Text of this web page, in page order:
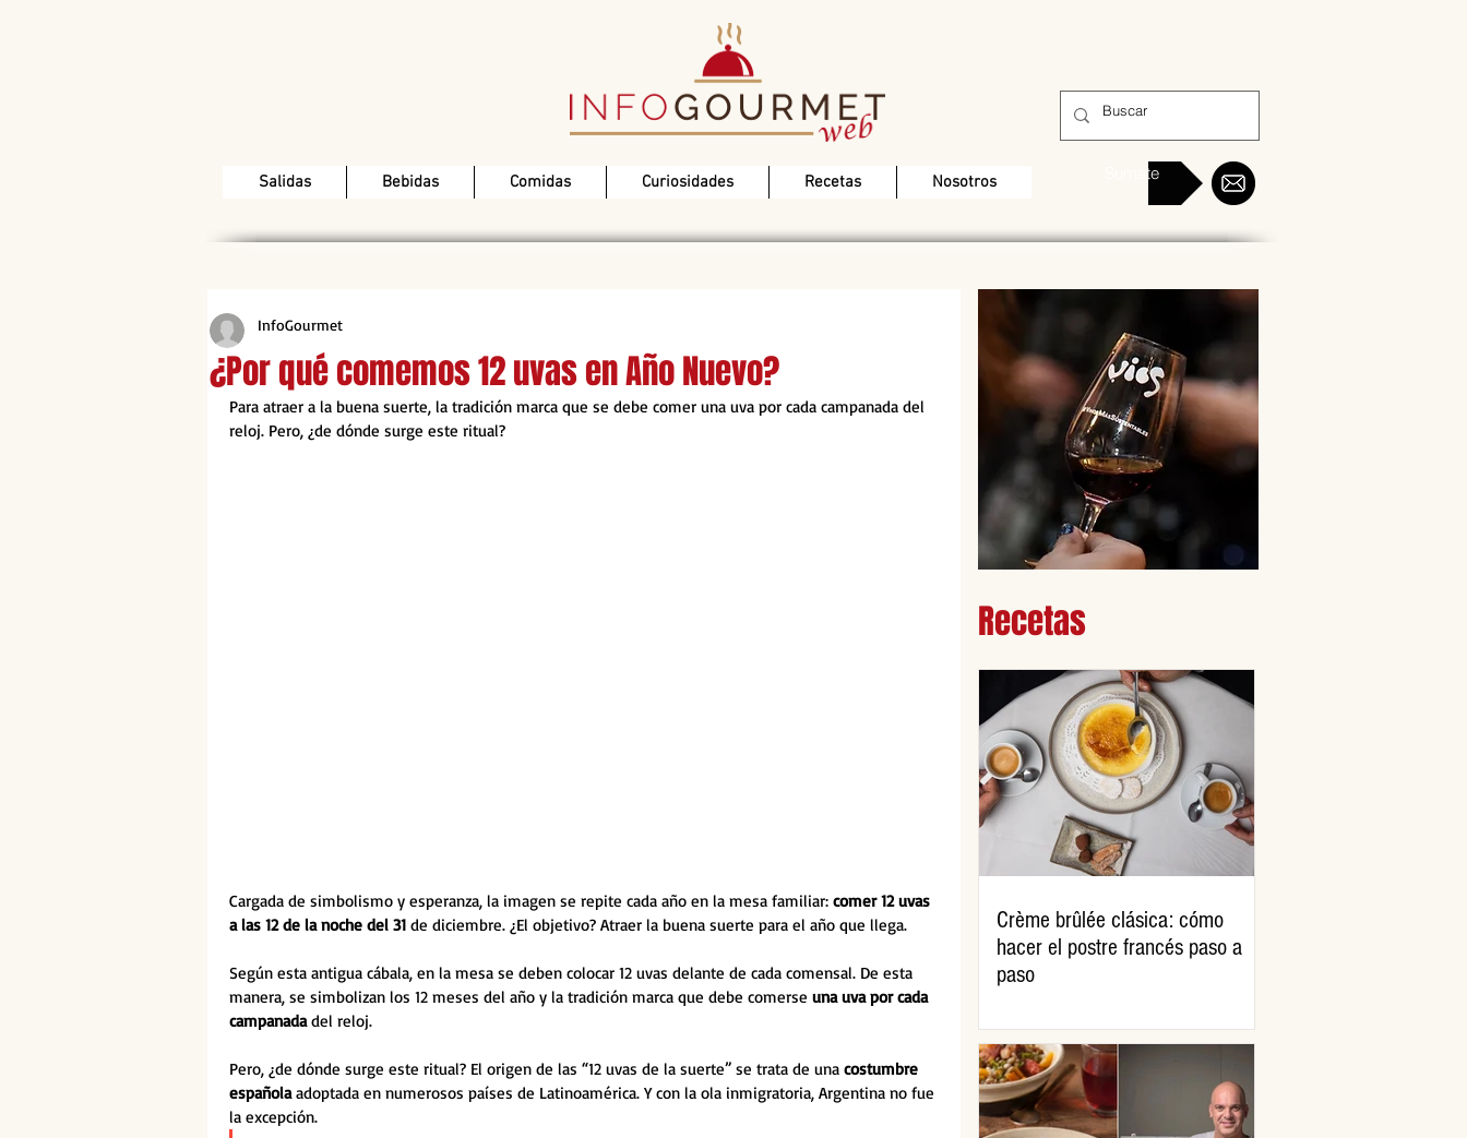
Salidas Bebidas Comidas Curiosidades Recetas Nosotros Sumate
¿Por qué comemos 12 uvas en Año Nuevo?
InfoGourmet
Para atraer a la buena suerte, la tradición marca que se debe comer una uva por cada campanada del
reloj. Pero, ¿de dónde surge este ritual?
Cargada de simbolismo y esperanza, la imagen se repite cada año en la mesa familiar: comer 12 uvas
a las 12 de la noche del 31 de diciembre. ¿El objetivo? Atraer la buena suerte para el año que llega.
Según esta antigua cábala, en la mesa se deben colocar 12 uvas delante de cada comensal. De esta
manera, se simbolizan los 12 meses del año y la tradición marca que debe comerse una uva por cada
campanada del reloj.
Pero, ¿de dónde surge este ritual? El origen de las “12 uvas de la suerte” se trata de una costumbre
española adoptada en numerosos países de Latinoamérica. Y con la ola inmigratoria, Argentina no fue
la excepción.
Recetas
Crème brûlée clásica: cómo
hacer el postre francés paso a
paso